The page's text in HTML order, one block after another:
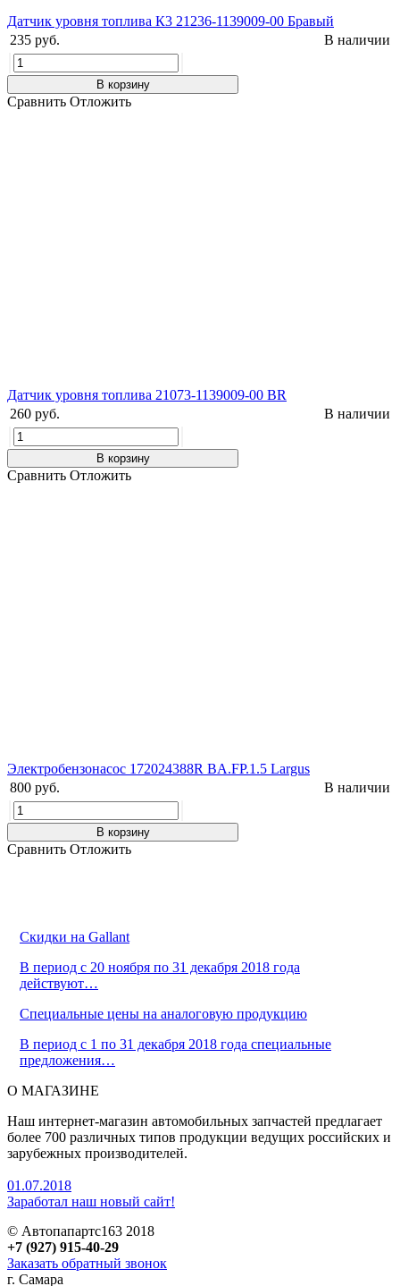
Датчик уровня топлива К3 21236-1139009-00 Бравый
235 руб.
В наличии
В корзину
Сравнить Отложить
Датчик уровня топлива 21073-1139009-00 BR
260 руб.
В наличии
В корзину
Сравнить Отложить
Электробензонасос 172024388R BA.FP.1.5 Largus
800 руб.
В наличии
В корзину
Сравнить Отложить
Скидки на Gallant
В период с 20 ноября по 31 декабря 2018 года
действуют…
Cпециальные цены на аналоговую продукцию
В период с 1 по 31 декабря 2018 года специальные
предложения…
О МАГАЗИНЕ
Наш интернет-магазин автомобильных запчастей предлагает
более 700 различных типов продукции ведущих российских и
зарубежных производителей.
01.07.2018
Заработал наш новый сайт!
© Автопапартс163 2018
+7 (927) 915-40-29
Заказать обратный звонок
г. Самара